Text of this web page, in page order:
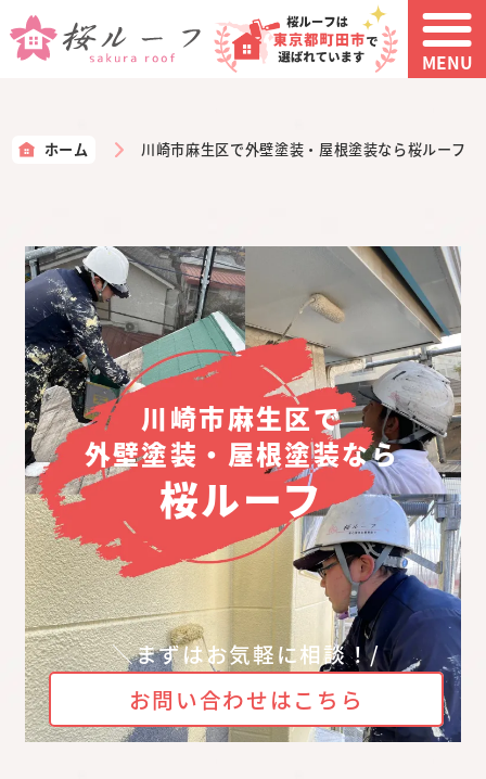
MENU
ホーム 川崎市麻生区で外壁塗装・屋根塗装なら桜ルーフ
川崎市麻生区で
外壁塗装・屋根塗装なら
桜ルーフ
＼まずはお気軽に相談！/
お問い合わせはこちら